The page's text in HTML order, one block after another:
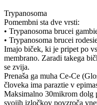
Trypanosoma
Pomembni sta dve vrsti:
• Trypanosoma brucei
• Trypanosoma brucei
Imajo biček, ki je pripet po
membrano. Zaradi takega
se zvija.
Prenaša ga muha Ce-Ce
človeka ima paraztie v
Maksimalno 30mikrom dolg
svojih izločkov povzroča